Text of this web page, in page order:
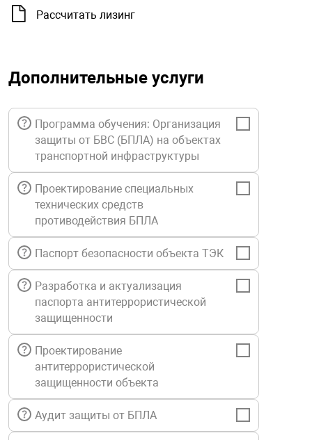
Термокожухи
оборудование
оборудование
Фасовочные
оборудование
решения
безопасность
Шлюзовые
Огнетушители
Рукава
Средства
дыхания
Узлы
Оповещатели
Посты
Системы
Табло
Система
Рассчитать лизинг
Дополнительные услуги
Программа обучения: Организация
защиты от БВС (БПЛА) на объектах
транспортной инфраструктуры
Проектирование специальных
технических средств
противодействия БПЛА
Паспорт безопасности объекта ТЭК
Разработка и актуализация
паспорта антитеррористической
защищенности
Проектирование
антитеррористической
защищенности объекта
Аудит защиты от БПЛА